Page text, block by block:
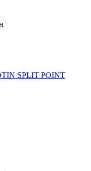
SPLIT POINT